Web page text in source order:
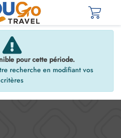
pour cette période.
recherche en modifiant vos
critères